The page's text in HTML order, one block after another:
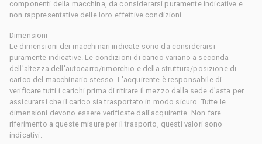
componenti della macchina, da considerarsi puramente indicative e
non rappresentative delle loro effettive condizioni.
Dimensioni
Le dimensioni dei macchinari indicate sono da considerarsi
puramente indicative. Le condizioni di carico variano a seconda
dell'altezza dell'autocarro/rimorchio e della struttura/posizione di
carico del macchinario stesso. L'acquirente è responsabile di
verificare tutti i carichi prima di ritirare il mezzo dalla sede d'asta per
assicurarsi che il carico sia trasportato in modo sicuro. Tutte le
dimensioni devono essere verificate dall'acquirente. Non fare
riferimento a queste misure per il trasporto, questi valori sono
indicativi.